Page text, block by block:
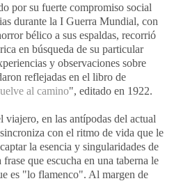
por su fuerte compromiso social
durante la I Guerra Mundial, con
bélico a sus espaldas, recorrió
en búsqueda de su particular
y observaciones sobre
reflejadas en el libro de
al camino", editado en 1922.
viajero, en las antípodas del actual
con el ritmo de vida que le
la esencia y singularidades de
que escucha en una taberna le
es "lo flamenco". Al margen de